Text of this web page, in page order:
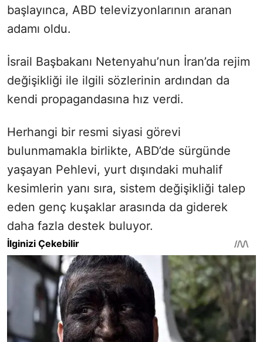
başlayınca, ABD televizyonlarının aranan
adamı oldu.
İsrail Başbakanı Netenyahu’nun İran’da rejim
değişikliği ile ilgili sözlerinin ardından da
kendi propagandasına hız verdi.
Herhangi bir resmi siyasi görevi
bulunmamakla birlikte, ABD’de sürgünde
yaşayan Pehlevi, yurt dışındaki muhalif
kesimlerin yanı sıra, sistem değişikliği talep
eden genç kuşaklar arasında da giderek
daha fazla destek buluyor.